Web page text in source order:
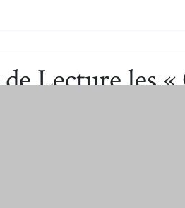
Lecture les